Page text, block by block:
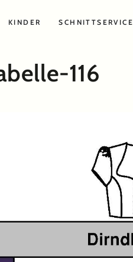
KINDER SCHNITTSERVICE
116